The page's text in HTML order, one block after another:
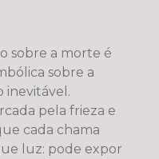
sobre a morte é
sobre a
inevitável.
pela frieza e
cada chama
luz: pode expor